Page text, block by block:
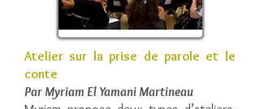
Atelier sur la prise de parole et le
conte
Par Myriam El Yamani Martineau